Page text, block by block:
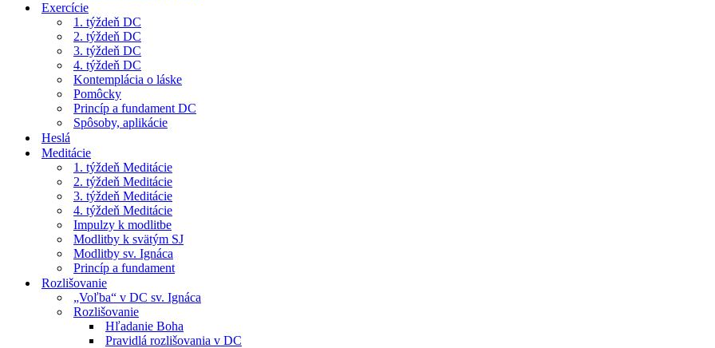
Exercície
1. týždeň DC
2. týždeň DC
3. týždeň DC
4. týždeň DC
Kontemplácia o láske
Pomôcky
Princíp a fundament DC
Spôsoby, aplikácie
Heslá
Meditácie
1. týždeň Meditácie
2. týždeň Meditácie
3. týždeň Meditácie
4. týždeň Meditácie
Impulzy k modlitbe
Modlitby k svätým SJ
Modlitby sv. Ignáca
Princíp a fundament
Rozlišovanie
„Voľba“ v DC sv. Ignáca
Rozlišovanie
Hľadanie Boha
Pravidlá rozlišovania v DC